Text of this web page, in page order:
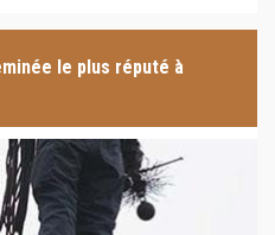
le plus réputé à